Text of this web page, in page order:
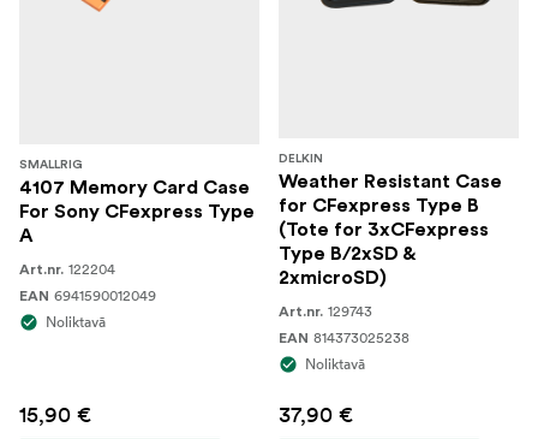
SMALLRIG
4107 Memory Card Case
For Sony CFexpress Type
A
Art.nr. 122204
EAN 6941590012049
Noliktavā
15,90 €
DELKIN
Weather Resistant Case
for CFexpress Type B
(Tote for 3xCFexpress
Type B/2xSD &
2xmicroSD)
Art.nr. 129743
EAN 814373025238
Noliktavā
37,90 €